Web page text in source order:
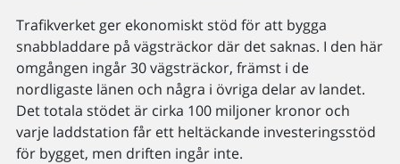
Trafikverket ger ekonomiskt stöd för att bygga
snabbladdare på vägsträckor där det saknas. I den här
omgången ingår 30 vägsträckor, främst i de
nordligaste länen och några i övriga delar av landet.
Det totala stödet är cirka 100 miljoner kronor och
varje laddstation får ett heltäckande investeringsstöd
för bygget, men driften ingår inte.